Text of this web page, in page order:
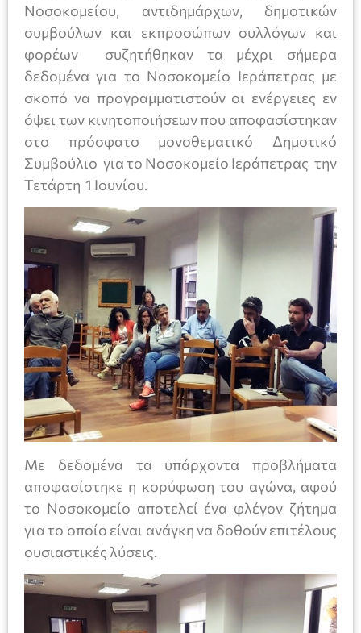
Νοσοκομείου, αντιδημάρχων, δημοτικών
συμβούλων και εκπροσώπων συλλόγων και
φορέων συζητήθηκαν τα μέχρι σήμερα
δεδομένα για το Νοσοκομείο Ιεράπετρας με
σκοπό να προγραμματιστούν οι ενέργειες εν
όψει των κινητοποιήσεων που αποφασίστηκαν
στο πρόσφατο μονοθεματικό Δημοτικό
Συμβούλιο για το Νοσοκομείο Ιεράπετρας την
Τετάρτη 1 Ιουνίου.
Με δεδομένα τα υπάρχοντα προβλήματα
αποφασίστηκε η κορύφωση του αγώνα, αφού
το Νοσοκομείο αποτελεί ένα φλέγον ζήτημα
για το οποίο είναι ανάγκη να δοθούν επιτέλους
ουσιαστικές λύσεις.